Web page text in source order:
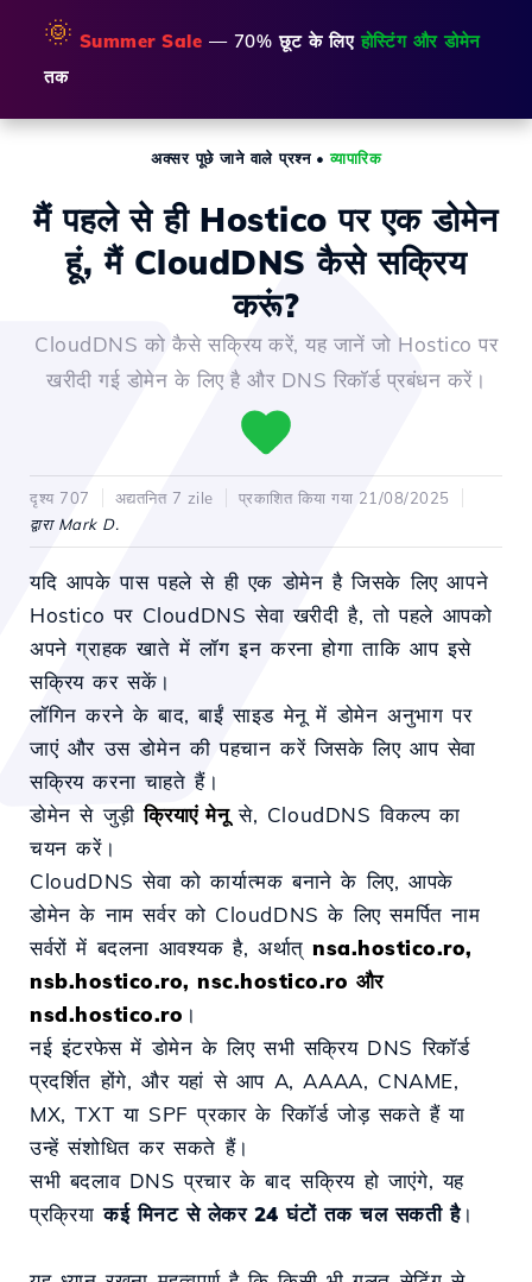
🌞 Summer Sale — 70% छूट के लिएहोस्टिंग और डोमेन
तक
अक्सर पूछे जाने वाले प्रश्न•व्यापारिक
मैं पहले से ही Hostico पर एक डोमेन
हूं, मैं CloudDNS कैसे सक्रिय
करूं?
CloudDNS को कैसे सक्रिय करें, यह जानें जो Hostico पर
खरीदी गई डोमेन के लिए है और DNS रिकॉर्ड प्रबंधन करें।
दृश्य 707 अद्यतनित 7 zile
प्रकाशित किया गया 21/08/2025
द्वारा Mark D.
यदि आपके पास पहले से ही एक डोमेन है जिसके लिए आपने
Hostico पर CloudDNS सेवा खरीदी है, तो पहले आपको
अपने ग्राहक खाते में लॉग इन करना होगा ताकि आप इसे
सक्रिय कर सकें।
लॉगिन करने के बाद, बाईं साइड मेनू में डोमेन अनुभाग पर
जाएं और उस डोमेन की पहचान करें जिसके लिए आप सेवा
सक्रिय करना चाहते हैं।
डोमेन से जुड़ीक्रियाएं मेनूसे, CloudDNS विकल्प का
चयन करें।
CloudDNS सेवा को कार्यात्मक बनाने के लिए, आपके
डोमेन के नाम सर्वर को CloudDNS के लिए समर्पित नाम
सर्वरों में बदलना आवश्यक है, अर्थात्nsa.hostico.ro,
nsb.hostico.ro, nsc.hostico.ro और
nsd.hostico.ro ।
नई इंटरफेस में डोमेन के लिए सभी सक्रिय DNS रिकॉर्ड
प्रदर्शित होंगे, और यहां से आप A, AAAA, CNAME,
MX, TXT या SPF प्रकार के रिकॉर्ड जोड़ सकते हैं या
उन्हें संशोधित कर सकते हैं।
सभी बदलाव DNS प्रचार के बाद सक्रिय हो जाएंगे, यह
प्रक्रियाकई मिनट से लेकर 24 घंटों तक चल सकती है।